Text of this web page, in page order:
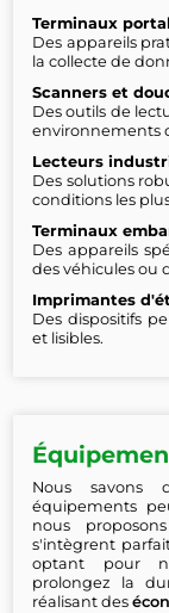
Terminaux
Des appareils
la collecte de
Scanners et
Des outils de
environnements
Lecteurs
Des solutions
conditions les
Terminaux
Des appareils
des véhicules ou
Imprimantes
Des dispositifs
et lisibles.
Nous savons
équipements
nous
s'intègrent
optant pour
prolongez la
réalisant des